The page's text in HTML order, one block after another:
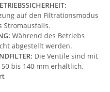
auf den Filtrationsmodus
Stromausfalls.
Während des Betriebs
abgestellt werden.
Die Ventile sind mit
bis 140 mm erhältlich.